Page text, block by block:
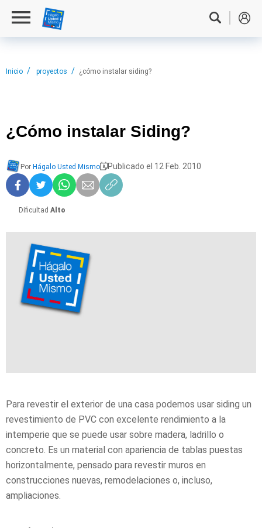
Inicio proyectos ¿cómo instalar siding?
¿Cómo instalar Siding?
Por Hágalo Usted Mismo Publicado el 12 Feb. 2010
Dificultad Alto
Para revestir el exterior de una casa podemos usar siding un
revestimiento de PVC con excelente rendimiento a la
intemperie que se puede usar sobre madera, ladrillo o
concreto. Es un material con apariencia de tablas puestas
horizontalmente, pensado para revestir muros en
construcciones nuevas, remodelaciones o, incluso,
ampliaciones.